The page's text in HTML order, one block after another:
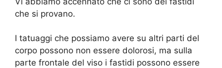
che si provano.
I tatuaggi che possiamo avere su altri parti del
corpo possono non essere dolorosi, ma sulla
parte frontale del viso i fastidi possono essere